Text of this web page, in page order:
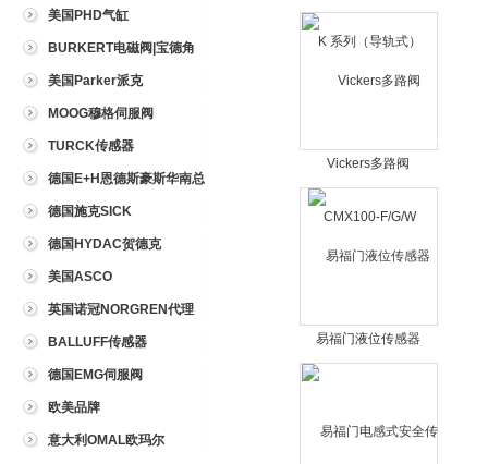
美国PHD气缸
BURKERT电磁阀|宝德角
座阀
美国Parker派克
MOOG穆格伺服阀
TURCK传感器
德国E+H恩德斯豪斯华南总
代理
德国施克SICK
德国HYDAC贺德克
美国ASCO
英国诺冠NORGREN代理
BALLUFF传感器
德国EMG伺服阀
欧美品牌
意大利OMAL欧玛尔
系列（导轨式）
Vickers多路阀
CMX100-F/G/W
易福门液位传感器